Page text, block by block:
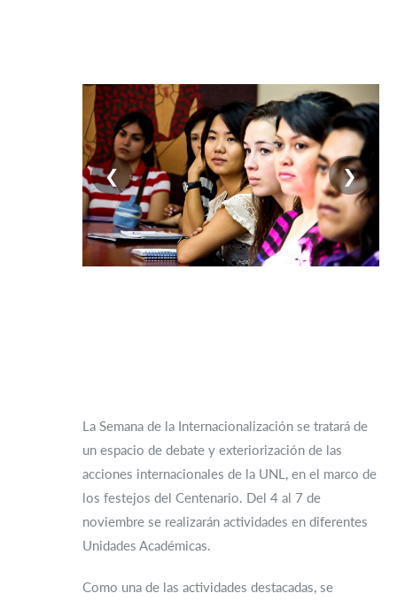
❮ ❯
La Semana de la Internacionalización se tratará de
un espacio de debate y exteriorización de las
acciones internacionales de la UNL, en el marco de
los festejos del Centenario. Del 4 al 7 de
noviembre se realizarán actividades en diferentes
Unidades Académicas.
Como una de las actividades destacadas, se